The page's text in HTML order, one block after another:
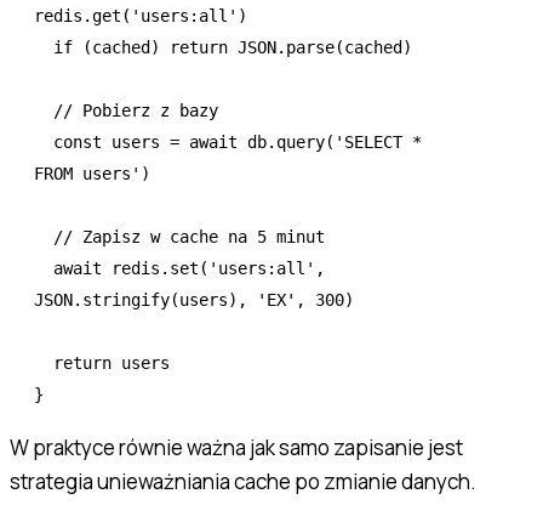
redis .get ( 'users:all' )
  if
(cached) return JSON.parse(cached)
  // Pobierz z bazy
  const
users = await db.query( 'SELECT *
FROM users' )
  // Zapisz w cache na 5 minut
  await
redis .set ( 'users:all' ,
JSON.stringify(users) , 'EX' , 300)
  return
users
}
W praktyce równie ważna jak samo zapisanie jest
strategia unieważniania cache po zmianie danych.